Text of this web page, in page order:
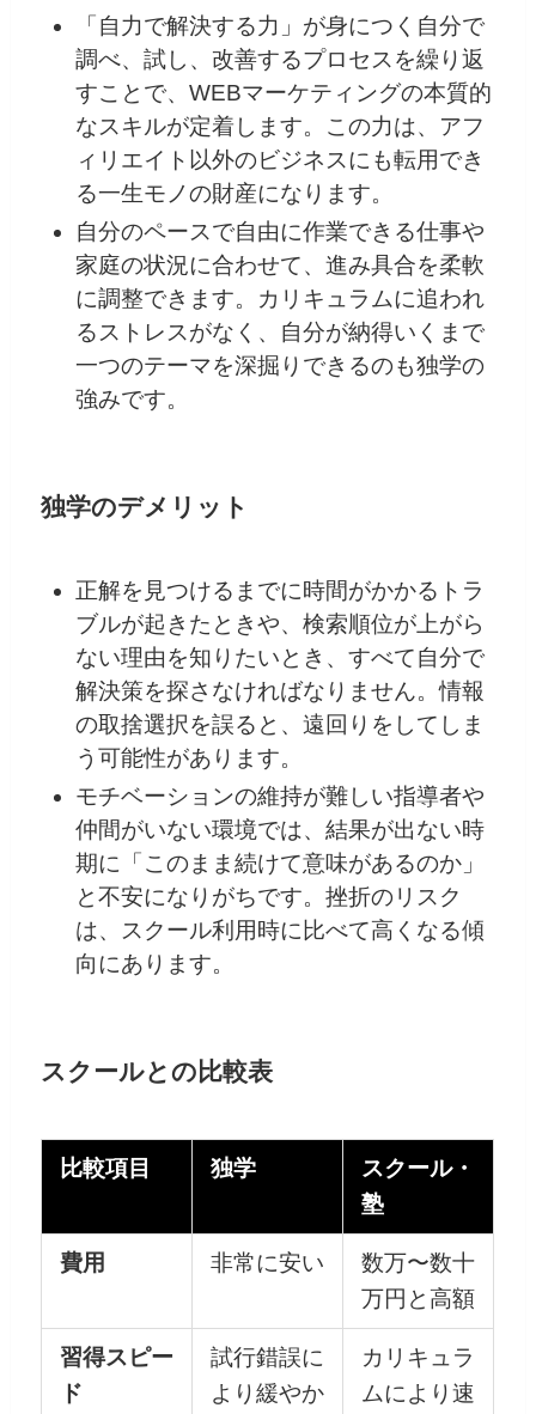
「自力で解決する力」が身につく自分で
調べ、試し、改善するプロセスを繰り返
すことで、WEBマーケティングの本質的
なスキルが定着します。この力は、アフ
ィリエイト以外のビジネスにも転用でき
る一生モノの財産になります。
自分のペースで自由に作業できる仕事や
家庭の状況に合わせて、進み具合を柔軟
に調整できます。カリキュラムに追われ
るストレスがなく、自分が納得いくまで
一つのテーマを深掘りできるのも独学の
強みです。
独学のデメリット
正解を見つけるまでに時間がかかるトラ
ブルが起きたときや、検索順位が上がら
ない理由を知りたいとき、すべて自分で
解決策を探さなければなりません。情報
の取捨選択を誤ると、遠回りをしてしま
う可能性があります。
モチベーションの維持が難しい指導者や
仲間がいない環境では、結果が出ない時
期に「このまま続けて意味があるのか」
と不安になりがちです。挫折のリスク
は、スクール利用時に比べて高くなる傾
向にあります。
スクールとの比較表
比較項目 独学
スクール・
塾
費用 非常に安い
数万〜数十
万円と高額
習得スピー
ド
試行錯誤に
より緩やか
カリキュラ
ムにより速